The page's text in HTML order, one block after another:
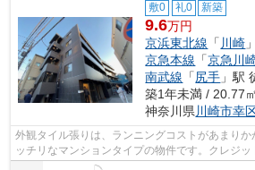
敷0 礼0 新築
9.6万円
京浜東北線 「 川崎
京急本線 「京急川
南武線 「尻手 」駅
築1年未満 / 20.77㎡
神奈川県川崎市幸
外観タイル張りは、ランニングコストがあまり
ッチリなマンションタイプの物件です。クレジ
払いいただける物件です。駅まで徒歩1...